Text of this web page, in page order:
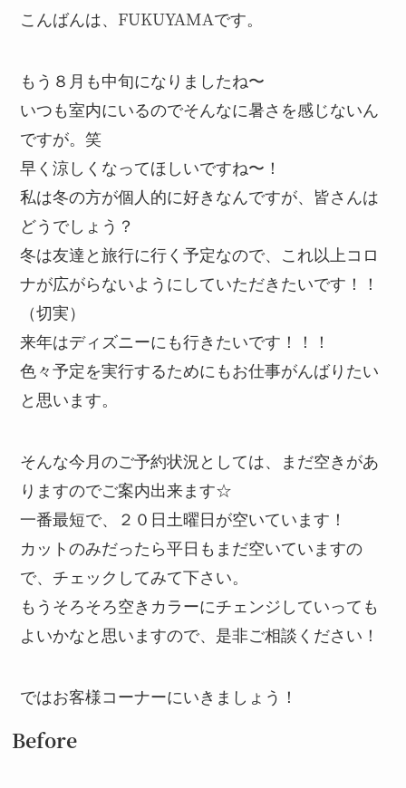
こんばんは、FUKUYAMAです。
もう８月も中旬になりましたね〜
いつも室内にいるのでそんなに暑さを感じないん
ですが。笑
早く涼しくなってほしいですね〜！
私は冬の方が個人的に好きなんですが、皆さんは
どうでしょう？
冬は友達と旅行に行く予定なので、これ以上コロ
ナが広がらないようにしていただきたいです！！
（切実）
来年はディズニーにも行きたいです！！！
色々予定を実行するためにもお仕事がんばりたい
と思います。
そんな今月のご予約状況としては、まだ空きがあ
りますのでご案内出来ます☆
一番最短で、２０日土曜日が空いています！
カットのみだったら平日もまだ空いていますの
で、チェックしてみて下さい。
もうそろそろ空きカラーにチェンジしていっても
よいかなと思いますので、是非ご相談ください！
ではお客様コーナーにいきましょう！
Before